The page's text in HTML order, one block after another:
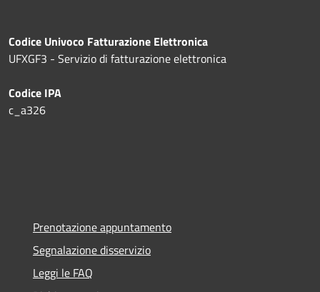
Codice Univoco Fatturazione Elettronica
UFXGF3 - Servizio di fatturazione elettronica
Codice IPA
c_a326
Prenotazione appuntamento
Segnalazione disservizio
Leggi le FAQ